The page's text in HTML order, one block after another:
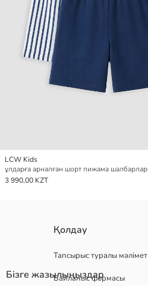
LCW Kids
3 990,00 KZT
Қолдау
Тапсырыс туралы мәлімет
Байланыс формасы
Бізге жазылыңыздар